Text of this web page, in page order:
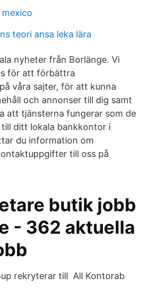
mexico
teori ansa leka lära
nyheter från Borlänge. Vi
för att förbättra
våra sajter, för att kunna
och annonser till dig samt
att tjänsterna fungerar som de
till ditt lokala bankkontor i
du information om
till oss på
butik jobb
- 362 aktuella
rekryterar till All Kontorab